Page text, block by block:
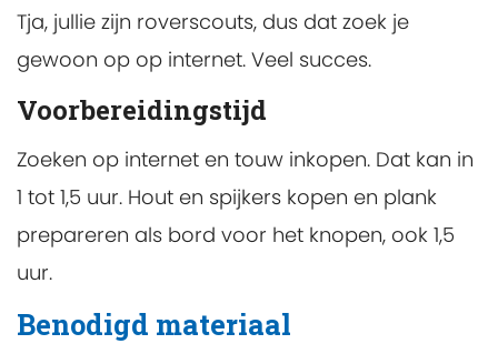
Tja, jullie zijn roverscouts, dus dat zoek je
gewoon op op internet. Veel succes.
Voorbereidingstijd
Zoeken op internet en touw inkopen. Dat kan in
1 tot 1,5 uur. Hout en spijkers kopen en plank
prepareren als bord voor het knopen, ook 1,5
uur.
Benodigd materiaal